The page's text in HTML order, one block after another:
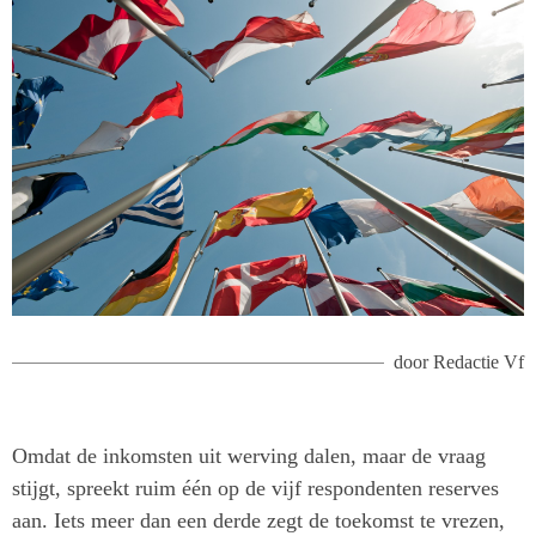
doorRedactie Vf
Omdat de inkomsten uit werving dalen, maar de vraag
stijgt, spreekt ruim één op de vijf respondenten reserves
aan. Iets meer dan een derde zegt de toekomst te vrezen,